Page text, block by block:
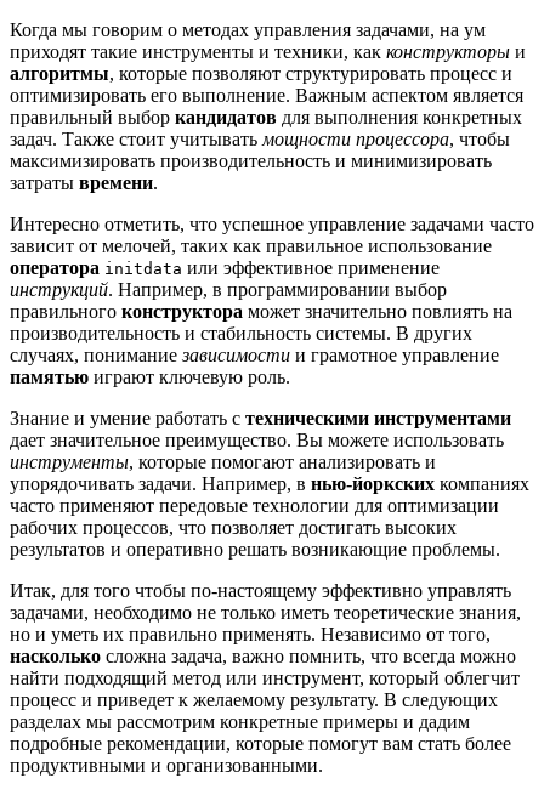
Когда мы говорим о методах управления задачами, на ум
приходят такие инструменты и техники, как конструкторы и
алгоритмы, которые позволяют структурировать процесс и
оптимизировать его выполнение. Важным аспектом является
правильный выбор кандидатов для выполнения конкретных
задач. Также стоит учитывать мощности процессора, чтобы
максимизировать производительность и минимизировать
затраты времени.
Интересно отметить, что успешное управление задачами часто
зависит от мелочей, таких как правильное использование
оператора initdata или эффективное применение
инструкций. Например, в программировании выбор
правильного конструктора может значительно повлиять на
производительность и стабильность системы. В других
случаях, пониманиезависимости и грамотное управление
памятью играют ключевую роль.
Знание и умение работать с техническими инструментами
дает значительное преимущество. Вы можете использовать
инструменты, которые помогают анализировать и
упорядочивать задачи. Например, в нью-йоркских компаниях
часто применяют передовые технологии для оптимизации
рабочих процессов, что позволяет достигать высоких
результатов и оперативно решать возникающие проблемы.
Итак, для того чтобы по-настоящему эффективно управлять
задачами, необходимо не только иметь теоретические знания,
но и уметь их правильно применять. Независимо от того,
насколько сложна задача, важно помнить, что всегда можно
найти подходящий метод или инструмент, который облегчит
процесс и приведет к желаемому результату. В следующих
разделах мы рассмотрим конкретные примеры и дадим
подробные рекомендации, которые помогут вам стать более
продуктивными и организованными.